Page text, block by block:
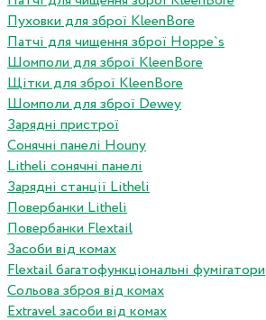
Пуховки для зброї KleenBore
Патчі для чищення зброї Hoppe`s
Шомполи для зброї KleenBore
Щітки для зброї KleenBore
Шомполи для зброї Dewey
Зарядні пристрої
Сонячні панелі Houny
Litheli сонячні панелі
Зарядні станції Litheli
Повербанки Litheli
Повербанки Flextail
Засоби від комах
Flextail багатофункціональні фумігатори
Сольова зброя від комах
Extravel засоби від комах